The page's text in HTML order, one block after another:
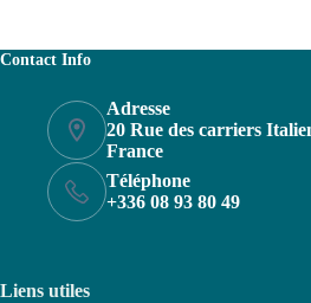
Contact Info
Adresse
20 Rue des carriers
France
Téléphone
+336 08 93 80 49
Liens utiles